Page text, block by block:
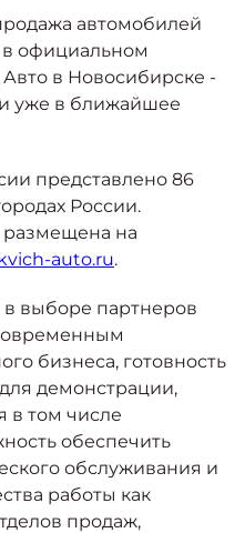
000 ₽*
автомобилей
в официальном
в Новосибирске -
уже в ближайшее
представлено 86
России.
на
auto.ru.
выборе партнеров
бизнеса, готовность
демонстрации,
в том числе
обеспечить
обслуживания и
работы как
продаж,